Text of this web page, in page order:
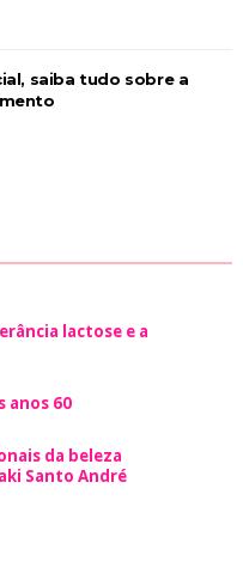
saiba tudo sobre a
lactose e a
anos 60
da beleza
Santo André